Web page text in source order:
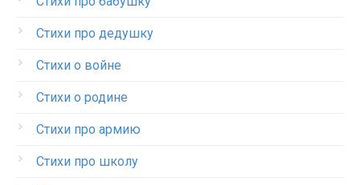
Стихи про дедушку
Стихи о войне
Стихи о родине
Стихи про армию
Стихи про школу